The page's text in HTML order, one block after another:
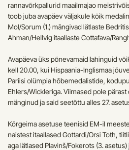
rannavõrkpallurid maailmajao
toob juba avapäev väljakule kõik
Mol/Sorum (1.) mängivad lätlaste
Ahman/Hellvig itaallaste Cottafava/
Avapäeva üks põnevamaid lahinguid
kell 20.00, kui Hispaania-Inglismaa
Pariisi olümpia hõbemedalistide,
Ehlers/Wickleriga. Viimased pole
mänginud ja said seetõttu alles 27.
Kõrgeima asetuse teenisid EM-il
naistest itaallased Gottardi/Orsi Toth,
aga lätlased Plavinš/Fokerots (3.